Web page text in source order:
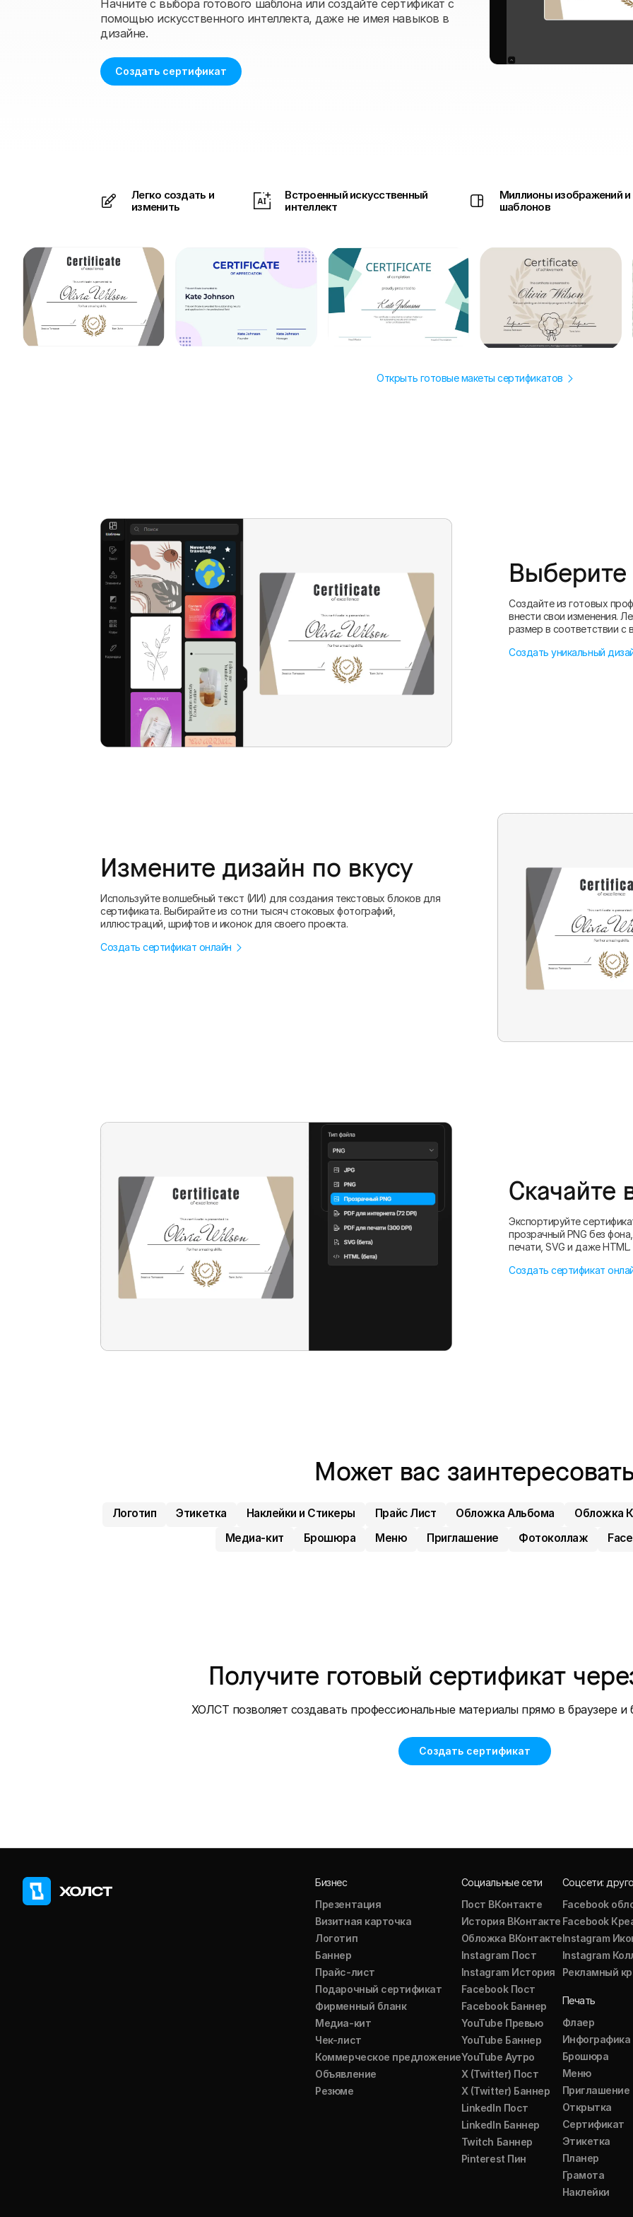
Начните с выбора готового шаблона или создайте сертификат с
помощью искусственного интеллекта, даже не имея навыков в
дизайне.
Создать сертификат
Легко создать и
изменить
Встроенный искусственный
интеллект
Миллионы изображений и
шаблонов
Открыть готовые макеты сертификатов
Создайте из готовых
внести свои изменения.
размер в соответствии с
Создать уникальный
Измените дизайн по вкусу
Используйте волшебный текст (ИИ) для создания текстовых блоков для
сертификата. Выбирайте из сотни тысяч стоковых фотографий,
иллюстраций, шрифтов и иконок для своего проекта.
Создать сертификат онлайн
Экспортируйте
прозрачный PNG без
печати, SVG и даже HTML.
Создать сертификат
Может вас
Логотип Этикетка Наклейки и Стикеры Прайс Лист Обложка Альбома
Обложка
Медиа-кит
Брошюра Меню Приглашение Фотоколлаж
Получите готовый сертификат
ХОЛСТ позволяет создавать профессиональные материалы прямо в браузере и
Создать сертификат
Бизнес
Презентация
Визитная карточка
Логотип
Баннер
Прайс-лист
Подарочный сертификат
Фирменный бланк
Медиа-кит
Чек-лист
Коммерческое предложение
Объявление
Резюме
Социальные сети
Пост ВКонтакте
История ВКонтакте
Обложка ВКонтакте
Instagram Пост
Instagram История
Facebook Пост
Facebook Баннер
YouTube Превью
YouTube Баннер
YouTube Аутро
X (Twitter) Пост
X (Twitter) Баннер
LinkedIn Пост
LinkedIn Баннер
Twitch Баннер
Pinterest Пин
Соцсети:
Facebook
Facebook
Instagram
Instagram
Рекламный
Печать
Флаер
Инфографика
Брошюра
Меню
Приглашение
Открытка
Сертификат
Этикетка
Планер
Грамота
Наклейки